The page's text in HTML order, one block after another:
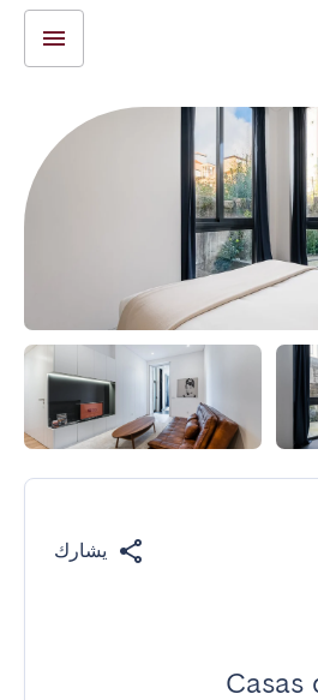
يشارك
Casas